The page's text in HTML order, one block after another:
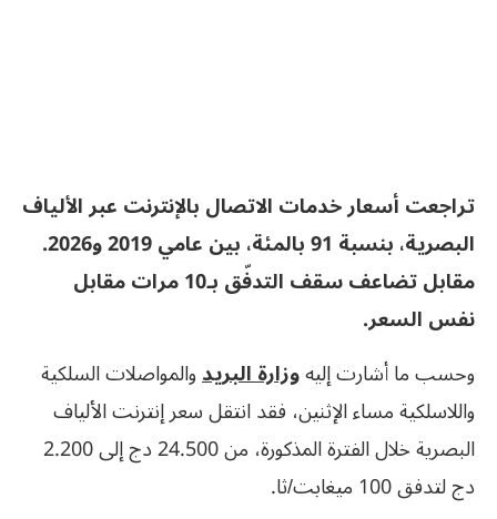
تراجعت أسعار خدمات الاتصال بالإنترنت عبر الألياف
البصرية، بنسبة 91 بالمئة، بين عامي 2019 و2026.
مقابل تضاعف سقف التدفّق بـ10 مرات مقابل
نفس السعر.
وحسب ما أشارت إليهوزارة البريدوالمواصلات السلكية
واللاسلكية مساء الإثنين، فقد انتقل سعر إنترنت الألياف
البصرية خلال الفترة المذكورة، من 24.500 دج إلى 2.200
دج لتدفق 100 ميغابت/ثا.